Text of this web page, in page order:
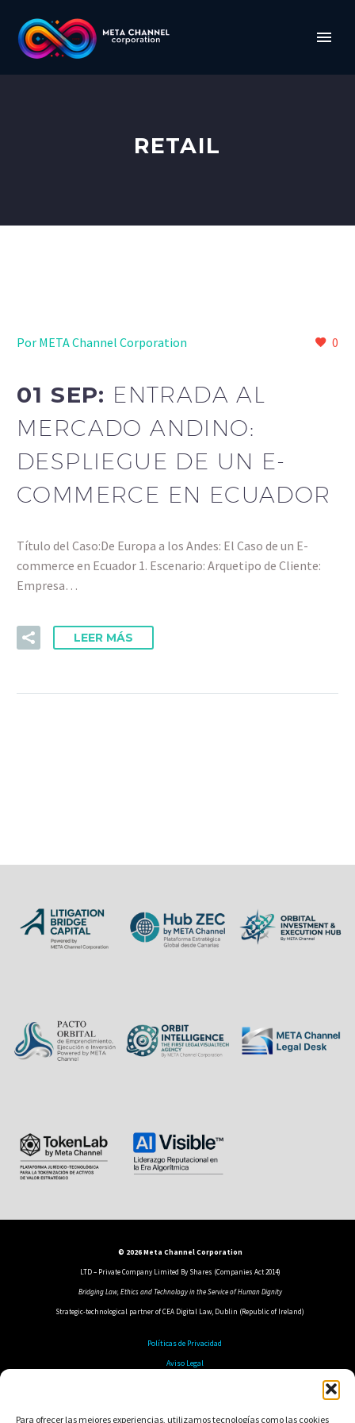
Para ofrecer las mejores experiencias, utilizamos tecnologías como las cookies
RETAIL
0
Por META Channel Corporation
01 SEP: ENTRADA AL
MERCADO ANDINO:
DESPLIEGUE DE UN E-
COMMERCE EN ECUADOR
Título del Caso:De Europa a los Andes: El Caso de un E-
commerce en Ecuador 1. Escenario: Arquetipo de Cliente:
Empresa…
LEER MÁS
© 2026 Meta Channel Corporation
LTD – Private Company Limited By Shares (Companies Act 2014)
Bridging Law, Ethics and Technology in the Service of Human Dignity
Strategic-technological partner of CEA Digital Law, Dublin (Republic of Ireland)
Políticas de Privacidad
Aviso Legal